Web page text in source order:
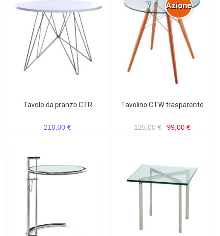
Tavolo da pranzo CTR
210,00 €
Tavolino CTW trasparente
Azione
125,00 € 99,00 €